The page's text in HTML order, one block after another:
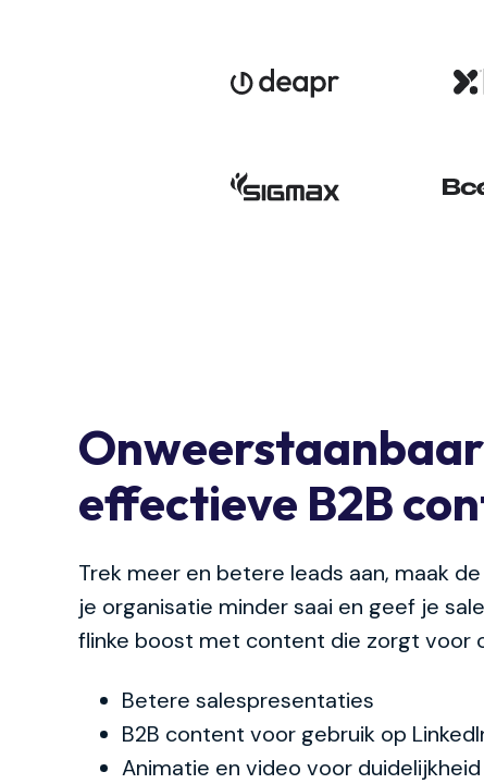
Onweerstaanbaar
effectieve B2B
Trek meer en betere leads aan, maak
je organisatie minder saai en geef je
flinke boost met content die zorgt voor
Betere salespresentaties
B2B content voor gebruik op
Animatie en video voor duidelijkheid